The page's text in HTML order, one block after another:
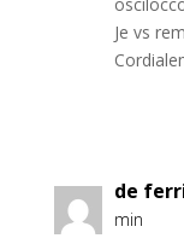
Je vs
de
min